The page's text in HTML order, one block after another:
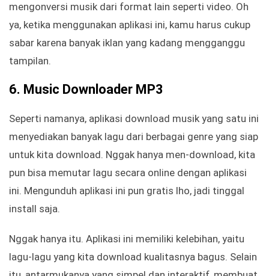
mengonversi musik dari format lain seperti video. Oh
ya, ketika menggunakan aplikasi ini, kamu harus cukup
sabar karena banyak iklan yang kadang mengganggu
tampilan.
6. Music Downloader MP3
Seperti namanya, aplikasi download musik yang satu ini
menyediakan banyak lagu dari berbagai genre yang siap
untuk kita download. Nggak hanya men-download, kita
pun bisa memutar lagu secara online dengan aplikasi
ini. Mengunduh aplikasi ini pun gratis lho, jadi tinggal
install saja.
Nggak hanya itu. Aplikasi ini memiliki kelebihan, yaitu
lagu-lagu yang kita download kualitasnya bagus. Selain